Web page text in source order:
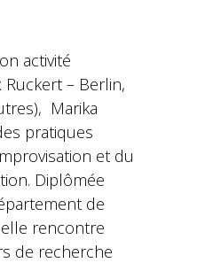
activité
Ruckert – Berlin,
Marika
pratiques
et du
Diplômée
de
rencontre
de recherche